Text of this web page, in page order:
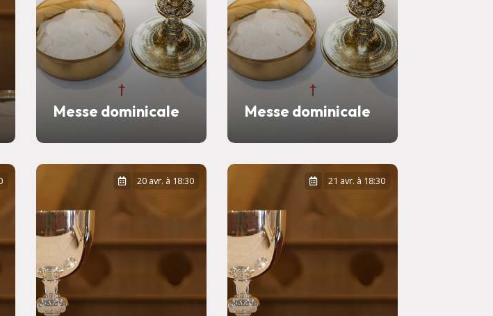
Messe dominicale Messe dominicale
20 avr. à 18:30 21 avr. à 18:30